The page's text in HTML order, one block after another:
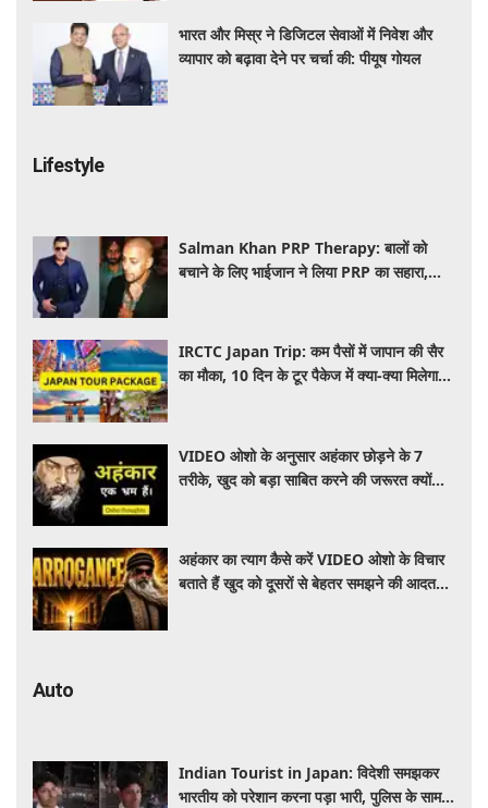
भारत और मिस्र ने डिजिटल सेवाओं में निवेश और
व्यापार को बढ़ावा देने पर चर्चा की: पीयूष गोयल
Lifestyle
Salman Khan PRP Therapy: बालों को
बचाने के लिए भाईजान ने लिया PRP का सहारा,
IRCTC Japan Trip: कम पैसों में जापान की सैर
का मौका, 10 दिन के टूर पैकेज में क्या-क्या मिलेगा?
VIDEO ओशो के अनुसार अहंकार छोड़ने के 7
तरीके, खुद को बड़ा साबित करने की जरूरत क्यों
अहंकार का त्याग कैसे करें VIDEO ओशो के विचार
बताते हैं खुद को दूसरों से बेहतर समझने की आदत
Auto
Indian Tourist in Japan: विदेशी समझकर
भारतीय को परेशान करना पड़ा भारी, पुलिस के सामने